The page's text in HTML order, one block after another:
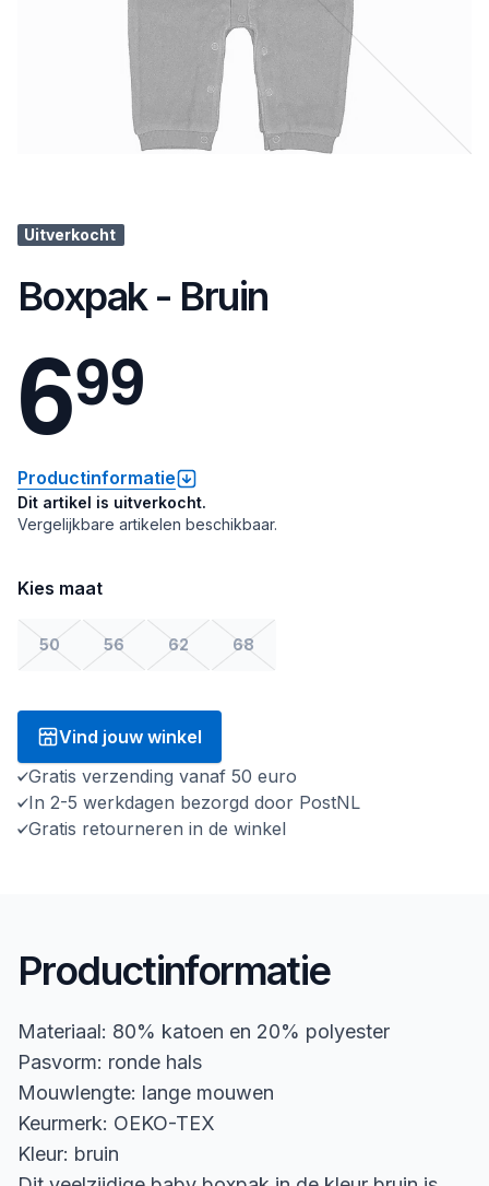
Uitverkocht
Boxpak - Bruin
699
Productinformatie
Dit artikel is uitverkocht.
Vergelijkbare artikelen beschikbaar.
Kies maat
50 56 62 68
Vind jouw winkel
Gratis verzending vanaf 50 euro
In 2-5 werkdagen bezorgd door PostNL
Gratis retourneren in de winkel
Productinformatie
Materiaal: 80% katoen en 20% polyester
Pasvorm: ronde hals
Mouwlengte: lange mouwen
Keurmerk: OEKO-TEX
Kleur: bruin